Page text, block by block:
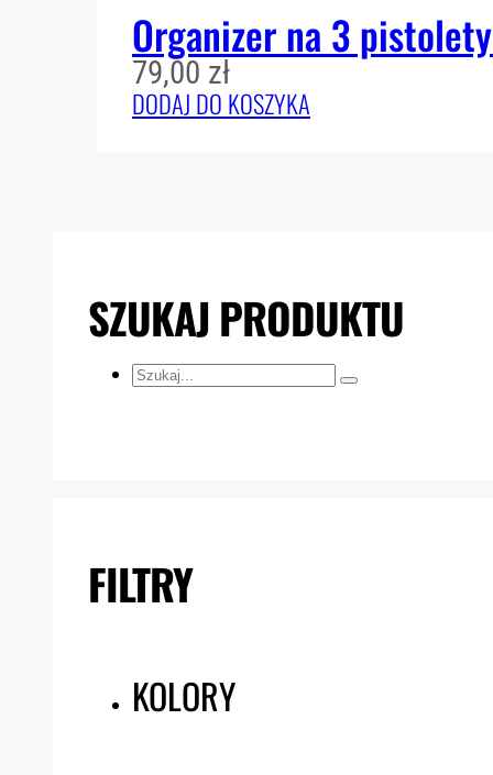
Organizer na 3
79,00 zł
DODAJ DO KOSZYKA
SZUKAJ PRODUKTU
Szukaj...
FILTRY
KOLORY